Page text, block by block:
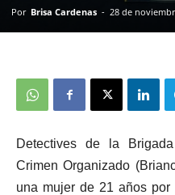
Por Brisa Cardenas - 28 de
Detectives de la
Crimen Organizado
una mujer de 21 años